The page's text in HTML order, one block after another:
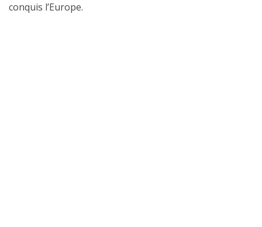
conquis l’Europe.